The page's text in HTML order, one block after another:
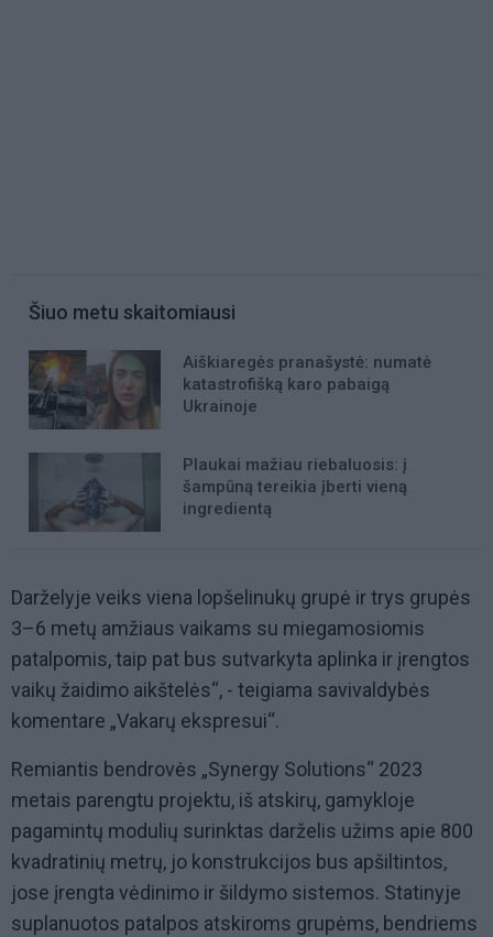
Šiuo metu skaitomiausi
Aiškiaregės pranašystė: numatė
katastrofišką karo pabaigą
Ukrainoje
Plaukai mažiau riebaluosis: į
šampūną tereikia įberti vieną
ingredientą
Darželyje veiks viena lopšelinukų grupė ir trys grupės
3–6 metų amžiaus vaikams su miegamosiomis
patalpomis, taip pat bus sutvarkyta aplinka ir įrengtos
vaikų žaidimo aikštelės“, - teigiama savivaldybės
komentare „Vakarų ekspresui“.
Remiantis bendrovės „Synergy Solutions“ 2023
metais parengtu projektu, iš atskirų, gamykloje
pagamintų modulių surinktas darželis užims apie 800
kvadratinių metrų, jo konstrukcijos bus apšiltintos,
jose įrengta vėdinimo ir šildymo sistemos. Statinyje
suplanuotos patalpos atskiroms grupėms, bendriems